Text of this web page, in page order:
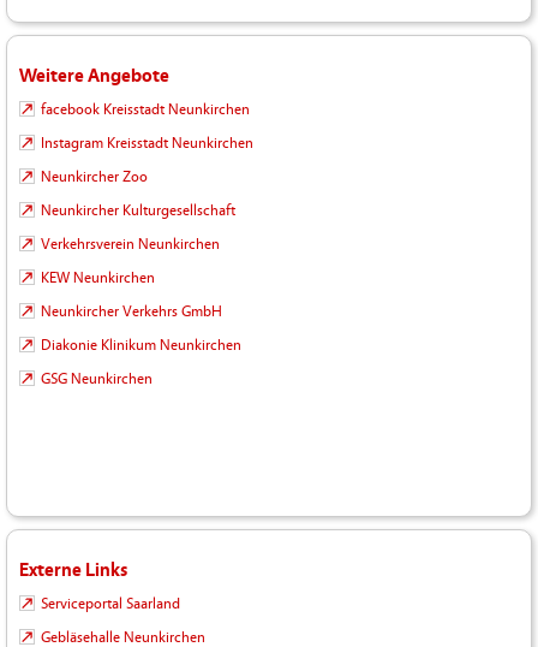
Weitere Angebote
facebook Kreisstadt Neunkirchen
Instagram Kreisstadt Neunkirchen
Neunkircher Zoo
Neunkircher Kulturgesellschaft
Verkehrsverein Neunkirchen
KEW Neunkirchen
Neunkircher Verkehrs GmbH
Diakonie Klinikum Neunkirchen
GSG Neunkirchen
Externe Links
Serviceportal Saarland
Gebläsehalle Neunkirchen